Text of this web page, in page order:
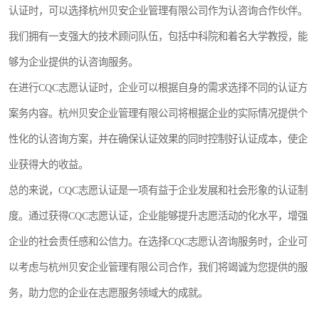
认证时，可以选择杭州贝安企业管理有限公司作为认咨询合作伙伴。
我们拥有一支强大的技术顾问队伍，包括中科院和着名大学教授，能
够为企业提供的认咨询服务。
在进行CQC志愿认证时，企业可以根据自身的需求选择不同的认证方
案务内容。杭州贝安企业管理有限公司将根据企业的实际情况提供个
性化的认咨询方案，并在确保认证效果的同时控制好认证成本，使企
业获得大的收益。
总的来说，CQC志愿认证是一项有益于企业发展和社会形象的认证制
度。通过获得CQC志愿认证，企业能够提升志愿活动的化水平，增强
企业的社会责任感和公信力。在选择CQC志愿认咨询服务时，企业可
以考虑与杭州贝安企业管理有限公司合作，我们将竭诚为您提供的服
务，助力您的企业在志愿服务领域大的成就。